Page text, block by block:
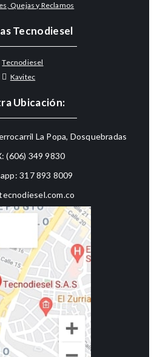
Quejas y Reclamos
Tecnodiesel
Tecnodiesel
Kavitec
Ubicación:
La Popa, Dosquebradas
(606) 349 9830
317 893 8009